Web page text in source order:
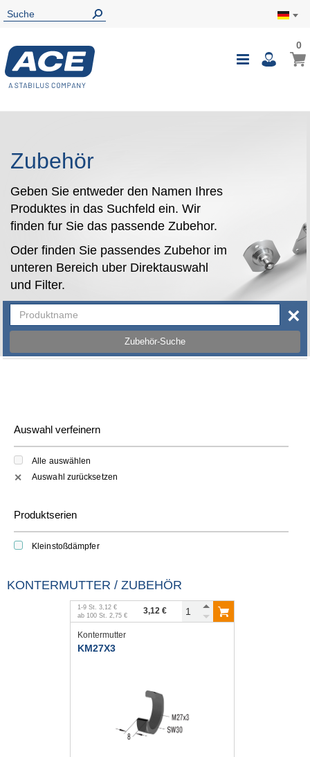
00
Zubehör
Geben Sie entweder den Namen Ihres
Produktes in das Suchfeld ein. Wir
finden fur Sie das passende Zubehor.
Oder finden Sie passendes Zubehor im
unteren Bereich uber Direktauswahl
und Filter.
Zubehör-Suche
×
Auswahl verfeinern
Alle auswählen
✕ Auswahl zurücksetzen
Produktserien
Kleinstoßdämpfer
KONTERMUTTER / ZUBEHÖR
1 -9 St. 3,12 €
ab 100 St. 2,75 € 3,12 €
Kontermutter
KM27X3